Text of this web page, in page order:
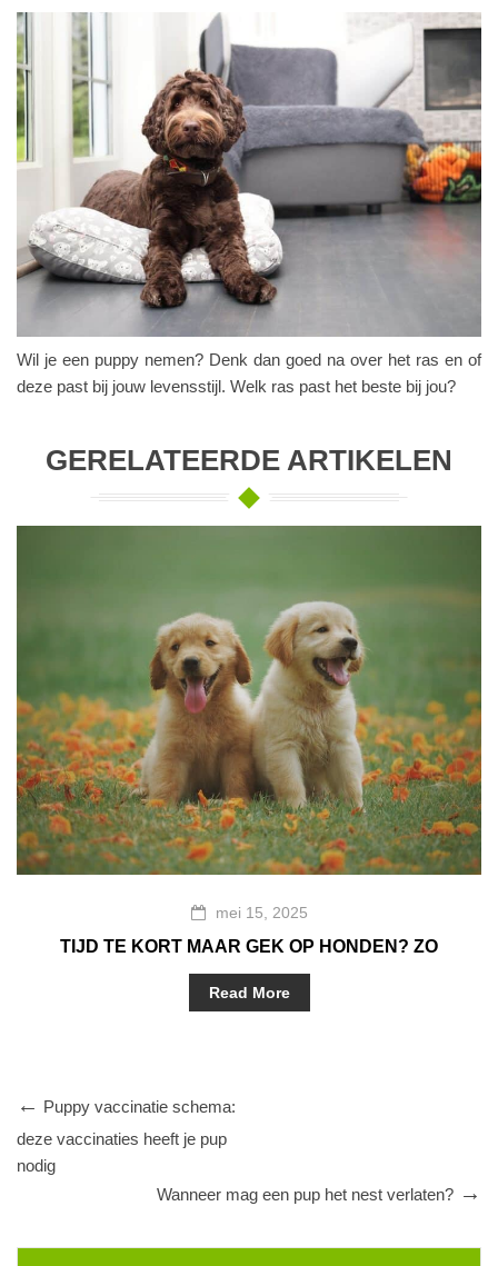
Wil je een puppy nemen? Denk dan goed na over het ras en of
deze past bij jouw levensstijl. Welk ras past het beste bij jou?
GERELATEERDE ARTIKELEN
mei 15, 2025
TIJD TE KORT MAAR GEK OP HONDEN? ZO
VIERVOETER
Read More
Puppy vaccinatie schema:
deze vaccinaties heeft je pup
nodig
Wanneer mag een pup het nest verlaten?